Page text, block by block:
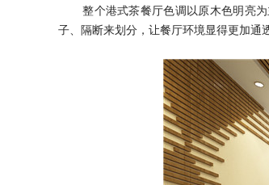
整个港式茶餐厅色调以原木色明亮
子、隔断来划分 ， 让餐厅环境显得更加通